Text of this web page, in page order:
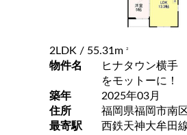
2LDK / 55.31m 2
物件名
ヒナタウン横手
をモットーに！
築年
2025年03月
住所
福岡県福岡市南
最寄駅
西鉄天神大牟田線 井